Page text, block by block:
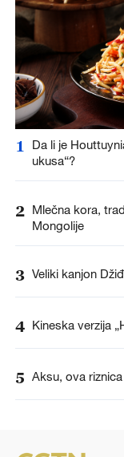
1
Da li je
ukusa“?
2 Mlečna kora,
Mongolije
3 Veliki kanjon
4 Kineska verzija
5 Aksu, ova